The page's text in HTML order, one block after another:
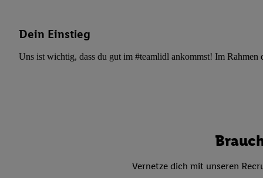
Dein Einstieg
Uns ist wichtig, dass du gut im #teamlidl ankommst! Im Rahmen
Vernetze dich mit unseren
Anzeige von
oder Zugriff auf
von Zielgruppen
reduzierter Daten